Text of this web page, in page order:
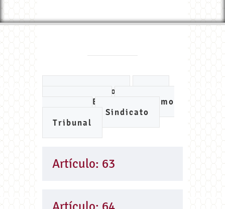
Ayuntamiento
IMCUFIDE
Organismo
Sindicato
Tribunal
Artículo: 63